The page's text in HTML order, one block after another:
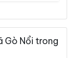
Gò Nổi trong